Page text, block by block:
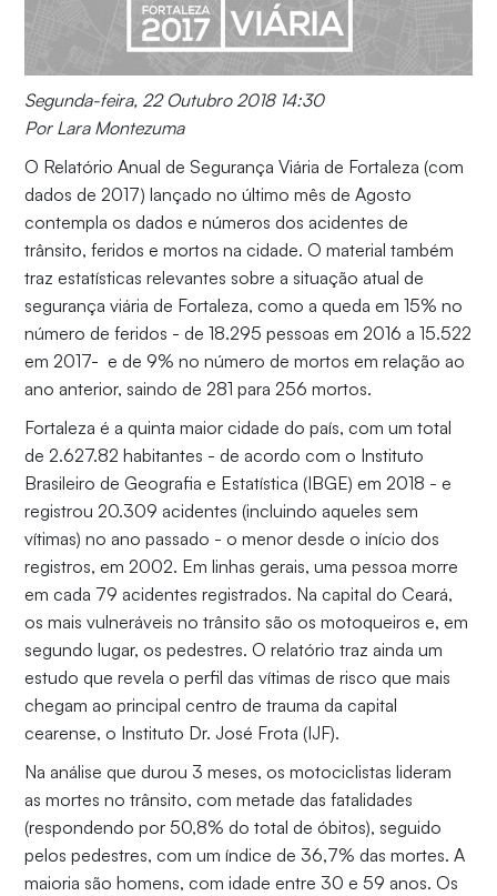
Segunda-feira, 22 Outubro 2018 14:30
Por Lara Montezuma
O Relatório Anual de Segurança Viária de Fortaleza (com
dados de 2017) lançado no último mês de Agosto
contempla os dados e números dos acidentes de
trânsito, feridos e mortos na cidade. O material também
traz estatísticas relevantes sobre a situação atual de
segurança viária de Fortaleza, como a queda em 15% no
número de feridos - de 18.295 pessoas em 2016 a 15.522
em 2017- e de 9% no número de mortos em relação ao
ano anterior, saindo de 281 para 256 mortos.
Fortaleza é a quinta maior cidade do país, com um total
de 2.627.82 habitantes - de acordo com o Instituto
Brasileiro de Geografia e Estatística (IBGE) em 2018 - e
registrou 20.309 acidentes (incluindo aqueles sem
vítimas) no ano passado - o menor desde o início dos
registros, em 2002. Em linhas gerais, uma pessoa morre
em cada 79 acidentes registrados. Na capital do Ceará,
os mais vulneráveis no trânsito são os motoqueiros e, em
segundo lugar, os pedestres. O relatório traz ainda um
estudo que revela o perfil das vítimas de risco que mais
chegam ao principal centro de trauma da capital
cearense, o Instituto Dr. José Frota (IJF).
Na análise que durou 3 meses, os motociclistas lideram
as mortes no trânsito, com metade das fatalidades
(respondendo por 50,8% do total de óbitos), seguido
pelos pedestres, com um índice de 36,7% das mortes. A
maioria são homens, com idade entre 30 e 59 anos. Os